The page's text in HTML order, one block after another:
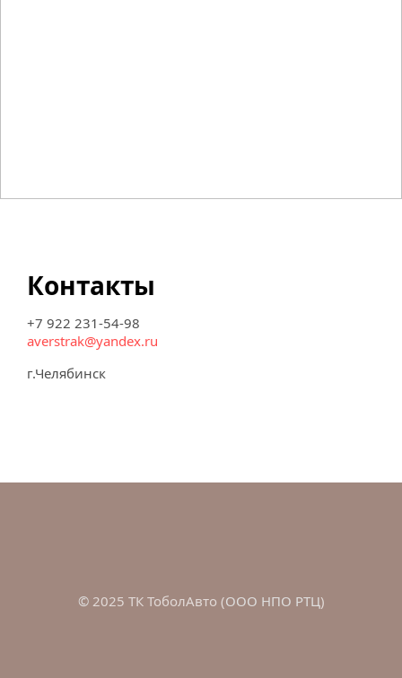
Контакты
+7 922 231-54-98
averstrak@yandex.ru
г.Челябинск
© 2025 ТК ТоболАвто (ООО НПО РТЦ)